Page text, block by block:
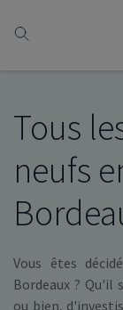
Tous
neufs
Vous êtes
Bordeaux ? Qu'il
ou bien,